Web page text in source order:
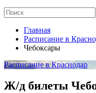
Главная
Расписание в
Чебоксары
Расписание в Краснодар
Ж/д билеты